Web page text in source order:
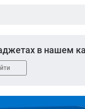
в нашем